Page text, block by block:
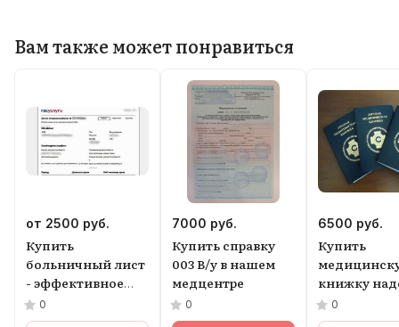
Вам также может понравиться
от 2500 руб.
Купить
больничный лист
- эффективное
решение
0
7000 руб.
Купить справку
003 В/у в нашем
медцентре
0
6500 руб.
Купить
книжку
и удобно
0